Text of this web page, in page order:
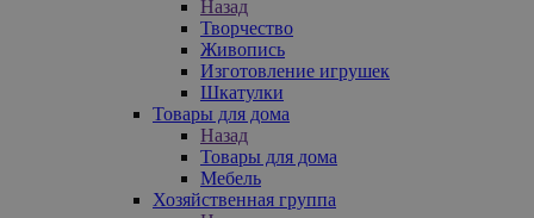
Назад
Творчество
Живопись
Изготовление игрушек
Шкатулки
Товары для дома
Назад
Товары для дома
Мебель
Хозяйственная группа